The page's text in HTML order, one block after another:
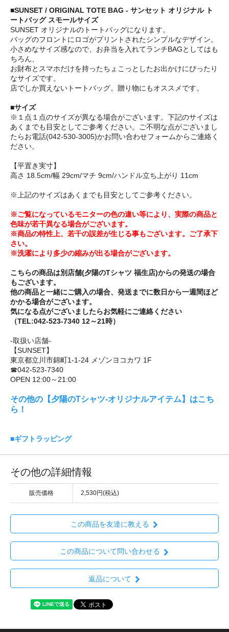
■SUNSET / ORIGINAL TOTE BAG - サンセット オリジナル ト
ートバッグ スモールサイズ
SUNSET オリジナルのトートバッグになります。
バッグのフロントにロゴがプリントされたシンプルなデザイン。
小さめなサイズ感なので、お弁当を入れてランチBAGとしてはも
ちろん、
お財布とスマホだけを持ったちょこっとしたお出かけにぴったり
なサイズです。
店でしか買えないトートバッグ。贈り物にもオススメです。
■サイズ
※１点１点のサイズが異なる場合がございます。下記のサイズは
あくまでも目安としてご参考ください。ご不明な点がございまし
たらお電話(042-530-3005)かお問い合わせフォームからご連絡く
ださい。
【平置き実寸】
高さ 18.5cm/幅 29cm/マチ 9cm/ハンドル立ち上がり 11cm
※上記のサイズはあくまでも目安としてご参考ください。
※ご覧になっているモニターの色の違い等により、実際の商品と
色味が若干異なる場合がございます。
※商品の特性上、若干の誤差が生じる事もございます。ご了承下
さい。
※洗濯により多少の縮みが出る場合がございます。
こちらの商品は別店舗(夕陽のTシャツ 福生店)からの発送の場合
もございます。
他の商品と一緒にご購入の場合、発送までに数日から一週間ほど
かかる場合がございます。
気になる点がございましたらお気軽にご連絡ください
（TEL:042-523-7340 12～21時）
-取扱い店舗-
【SUNSET】
東京都立川市錦町1-1-24 メゾンヨコカワ 1F
☎042-523-7340
OPEN 12:00～21:00
その他の【夕陽のTシャツ-オリジナルアイテム】はこち
ら！
■ギフトラッピング
その他の詳細情報
販売価格 2,530円(税込)
この商品を友達に教える
この商品について問い合わせる
返品について